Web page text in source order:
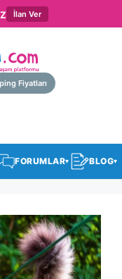
İlan Ver
Fiyatları
FORUMLAR▾ BLOG▾